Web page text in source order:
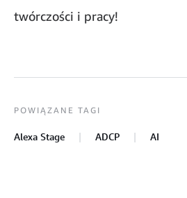
twórczości i pracy!
POWIĄZANE TAGI
Alexa Stage ADCP AI